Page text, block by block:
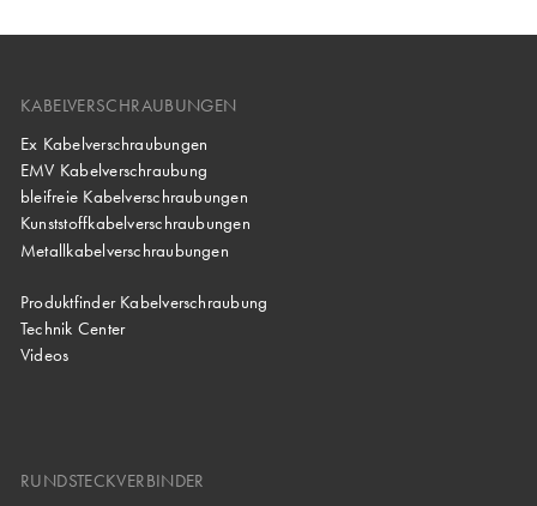
KABELVERSCHRAUBUNGEN
Ex Kabelverschraubungen
EMV Kabelverschraubung
bleifreie Kabelverschraubungen
Kunststoffkabelverschraubungen
Metallkabelverschraubungen
Produktfinder Kabelverschraubung
Technik Center
Videos
RUNDSTECKVERBINDER